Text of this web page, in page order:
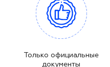
Только официальные
документы